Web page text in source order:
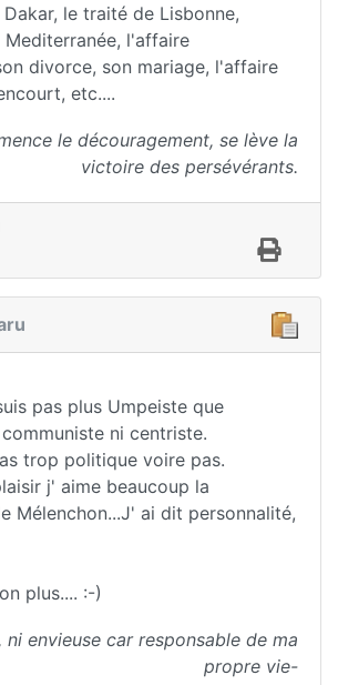
le traité de Lisbonne,
l'affaire
divorce, son mariage, l'affaire
etc....
le découragement, se lève la
victoire des persévérants.
pas plus Umpeiste que
ni centriste.
trop politique voire pas.
j' aime beaucoup la
Mélenchon...J' ai dit personnalité,
plus.... :-)
ni envieuse car responsable de ma
propre vie-